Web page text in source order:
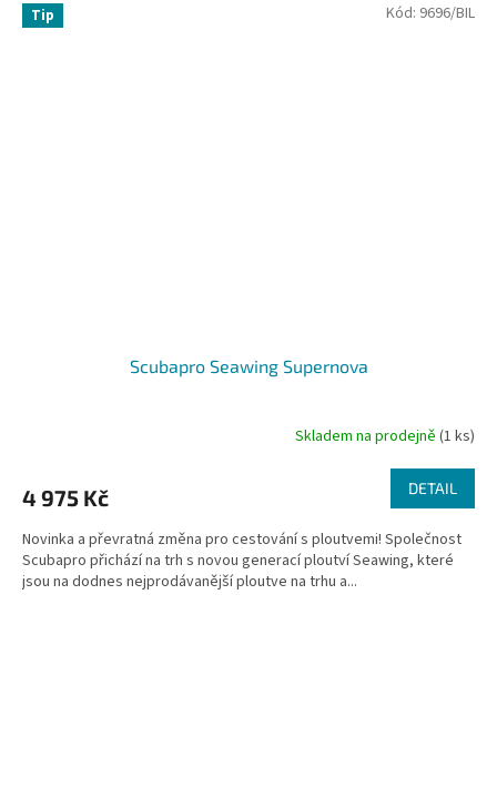
Tip
Scubapro Seawing Supernova
je
z
5
hvězdiček.
Skladem na prodejně(1 ks)
4 975 Kč DETAIL
Novinka a převratná změna pro cestování s ploutvemi! Společnost
Scubapro přichází na trh s novou generací ploutví Seawing, které
jsou na dodnes nejprodávanější ploutve na trhu a...
Kód: 9696/BIL